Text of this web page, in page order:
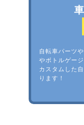
自転車パーツ
やボトルゲー
カスタムした
ります！